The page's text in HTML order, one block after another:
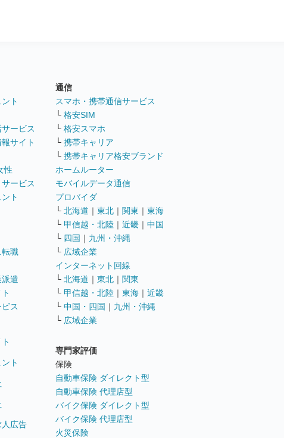
ト
ービス
サイト
性
ービス
ト
転職
遣
ス
ト
人広告
通信
スマホ・携帯通信サービス
└ 格安SIM
└ 格安スマホ
└ 携帯キャリア
└ 携帯キャリア格安ブランド
ホームルーター
モバイルデータ通信
プロバイダ
└ 北海道 ｜ 東北 ｜ 関東 ｜ 東海
└ 甲信越・北陸 ｜ 近畿 ｜ 中国
└ 四国 ｜ 九州・沖縄
└ 広域企業
インターネット回線
└ 北海道 ｜ 東北 ｜ 関東
└ 甲信越・北陸 ｜ 東海 ｜ 近畿
└ 中国・四国 ｜ 九州・沖縄
└ 広域企業
専門家評価
保険
自動車保険 ダイレクト型
自動車保険 代理店型
バイク保険 ダイレクト型
バイク保険 代理店型
火災保険